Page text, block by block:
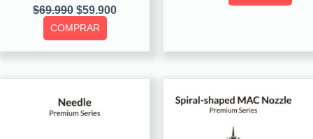
$69.990 $59.900
COMPRAR